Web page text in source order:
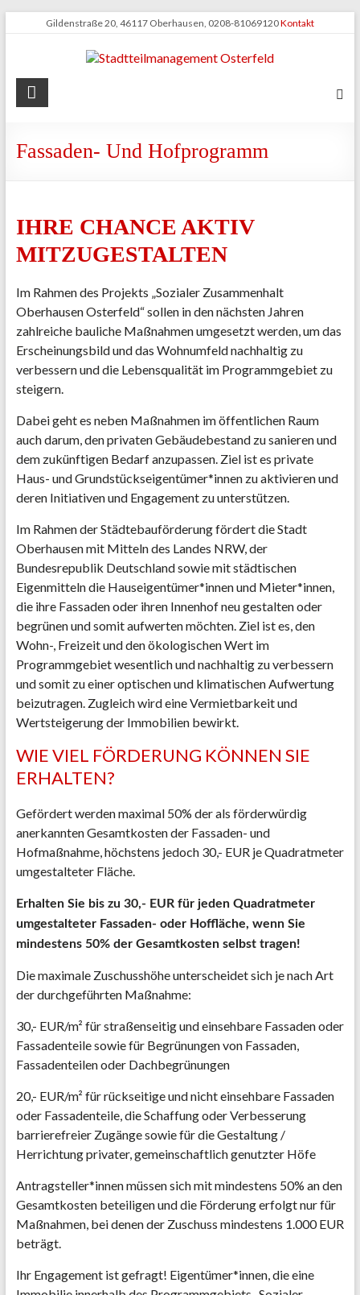
Gildenstraße 20, 46117 Oberhausen, 0208-81069120Kontakt
Stadtteilmanagement
Fassaden- Und Hofprogramm
IHRE CHANCE AKTIV
MITZUGESTALTEN
Im Rahmen des Projekts „Sozialer Zusammenhalt
Oberhausen Osterfeld“ sollen in den nächsten Jahren
zahlreiche bauliche Maßnahmen umgesetzt werden, um das
Erscheinungsbild und das Wohnumfeld nachhaltig zu
verbessern und die Lebensqualität im Programmgebiet zu
steigern.
Dabei geht es neben Maßnahmen im öffentlichen Raum
auch darum, den privaten Gebäudebestand zu sanieren und
dem zukünftigen Bedarf anzupassen. Ziel ist es private
Haus- und Grundstückseigentümer*innen zu aktivieren und
deren Initiativen und Engagement zu unterstützen.
Im Rahmen der Städtebauförderung fördert die Stadt
Oberhausen mit Mitteln des Landes NRW, der
Bundesrepublik Deutschland sowie mit städtischen
Eigenmitteln die Hauseigentümer*innen und Mieter*innen,
die ihre Fassaden oder ihren Innenhof neu gestalten oder
begrünen und somit aufwerten möchten. Ziel ist es, den
Wohn-, Freizeit und den ökologischen Wert im
Programmgebiet wesentlich und nachhaltig zu verbessern
und somit zu einer optischen und klimatischen Aufwertung
beizutragen. Zugleich wird eine Vermietbarkeit und
Wertsteigerung der Immobilien bewirkt.
WIE VIEL FÖRDERUNG KÖNNEN SIE
ERHALTEN?
Gefördert werden maximal 50% der als förderwürdig
anerkannten Gesamtkosten der Fassaden- und
Hofmaßnahme, höchstens jedoch 30,- EUR je Quadratmeter
umgestalteter Fläche.
Erhalten Sie bis zu 30,- EUR für jeden Quadratmeter
umgestalteter Fassaden- oder Hoffläche, wenn Sie
mindestens 50% der Gesamtkosten selbst tragen!
Die maximale Zuschusshöhe unterscheidet sich je nach Art
der durchgeführten Maßnahme:
30,- EUR/m² für straßenseitig und einsehbare Fassaden oder
Fassadenteile sowie für Begrünungen von Fassaden,
Fassadenteilen oder Dachbegrünungen
20,- EUR/m² für rückseitige und nicht einsehbare Fassaden
oder Fassadenteile, die Schaffung oder Verbesserung
barrierefreier Zugänge sowie für die Gestaltung /
Herrichtung privater, gemeinschaftlich genutzter Höfe
Antragsteller*innen müssen sich mit mindestens 50% an den
Gesamtkosten beteiligen und die Förderung erfolgt nur für
Maßnahmen, bei denen der Zuschuss mindestens 1.000 EUR
beträgt.
Ihr Engagement ist gefragt! Eigentümer*innen, die eine